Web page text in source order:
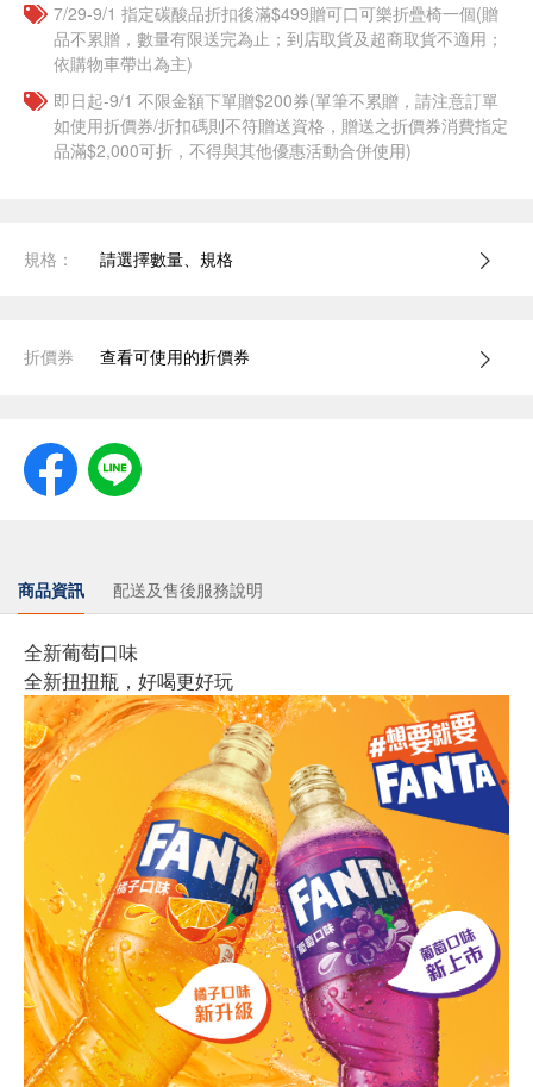
7/29-9/1 指定碳酸品折扣後滿$499贈可口可樂折疊椅一個(贈
品不累贈，數量有限送完為止；到店取貨及超商取貨不適用；
依購物車帶出為主)
即日起-9/1 不限金額下單贈$200券(單筆不累贈，請注意訂單
如使用折價券/折扣碼則不符贈送資格，贈送之折價券消費指定
品滿$2,000可折，不得與其他優惠活動合併使用)
規格： 請選擇數量、規格
折價券 查看可使用的折價券
商品資訊 配送及售後服務說明
全新葡萄口味
全新扭扭瓶，好喝更好玩